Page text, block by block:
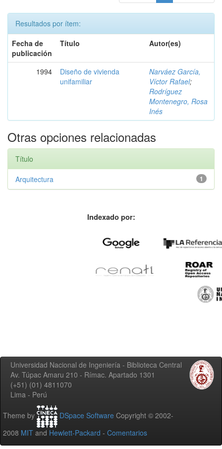
Resultados por ítem:
Fecha de
publicación
Título Autor(es)
1994
Diseño de vivienda
unifamiliar
Narváez García,
Víctor Rafael;
Rodríguez
Montenegro, Rosa
Inés
Otras opciones relacionadas
Título
1
Arquitectura
Indexado por:
Universidad Nacional de Ingeniería - Biblioteca Central
Av. Túpac Amaru 210 - Rímac. Apartado 1301
(+51) (01) 4811070
Lima - Perú
Theme by DSpace Software Copyright © 2002-
2008 MIT and Hewlett-Packard - Comentarios